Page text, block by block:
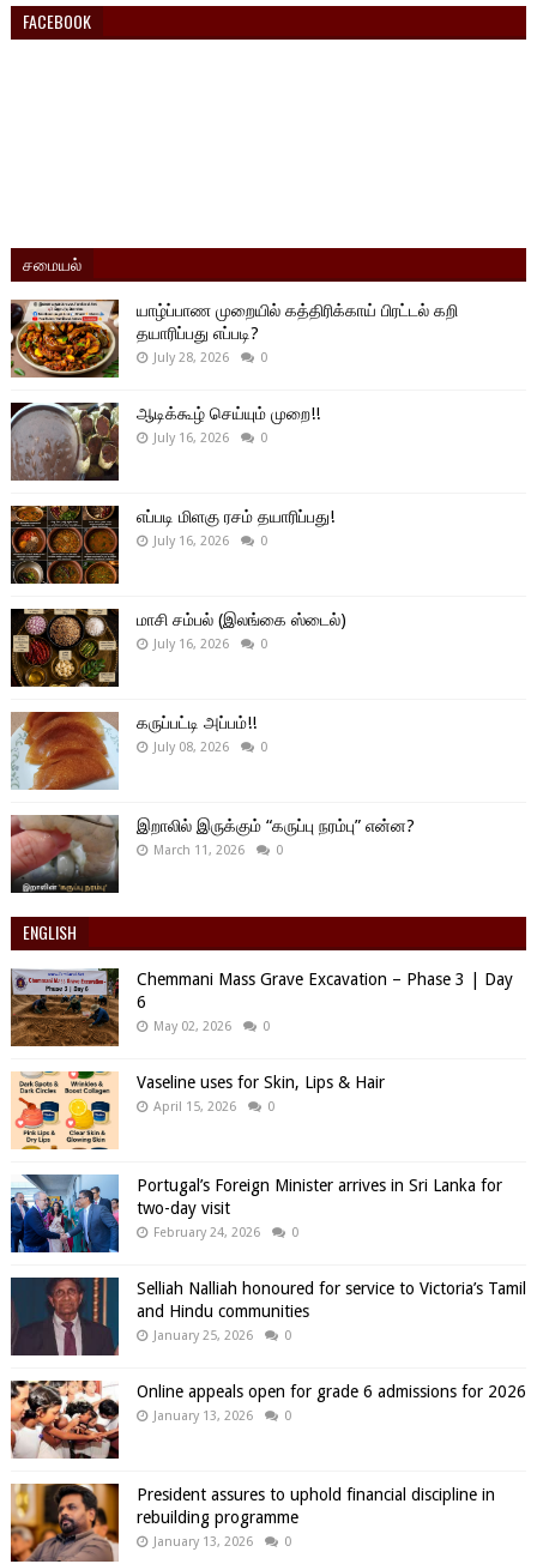
FACEBOOK
சமையல்
யாழ்ப்பாண முறையில் கத்திரிக்காய் பிரட்டல் கறி
தயாரிப்பது எப்படி?
July 28, 2026 0
ஆடிக்கூழ் செய்யும் முறை!!
July 16, 2026 0
எப்படி மிளகு ரசம் தயாரிப்பது!
July 16, 2026 0
மாசி சம்பல் (இலங்கை ஸ்டைல்)
July 16, 2026 0
கருப்பட்டி அப்பம்!!
July 08, 2026 0
இறாலில் இருக்கும் “கருப்பு நரம்பு” என்ன?
March 11, 2026 0
ENGLISH
Chemmani Mass Grave Excavation – Phase 3 | Day
6
May 02, 2026 0
Vaseline uses for Skin, Lips & Hair
April 15, 2026 0
Portugal’s Foreign Minister arrives in Sri Lanka for
two-day visit
February 24, 2026 0
Selliah Nalliah honoured for service to Victoria’s Tamil
and Hindu communities
January 25, 2026 0
Online appeals open for grade 6 admissions for 2026
January 13, 2026 0
President assures to uphold financial discipline in
rebuilding programme
January 13, 2026 0